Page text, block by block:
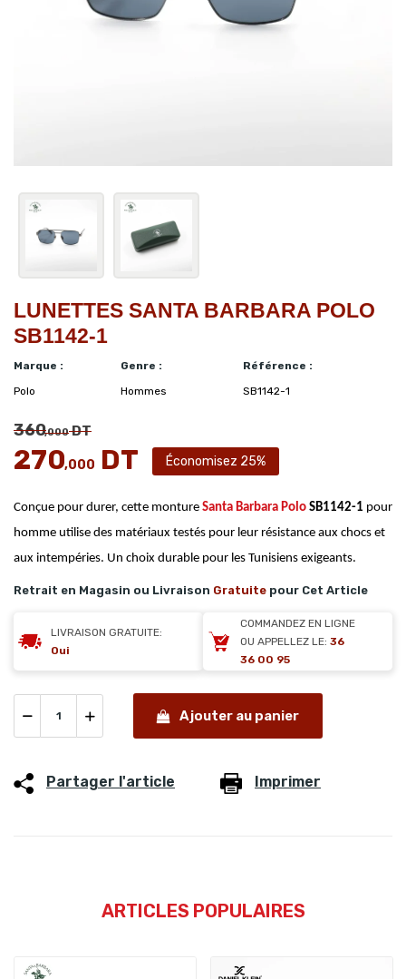
LUNETTES SANTA BARBARA POLO
SB1142-1
Marque :
Polo
Genre :
Hommes
Référence :
SB1142-1
360,000DT
270,000 DT Économisez 25%
Conçue pour durer, cette monture Santa Barbara Polo SB1142-1 pour
homme utilise des matériaux testés pour leur résistance aux chocs et
aux intempéries. Un choix durable pour les Tunisiens exigeants.
Retrait en Magasin ou Livraison Gratuite pour Cet Article
LIVRAISON GRATUITE:
Oui
COMMANDEZ EN LIGNE
OU APPELLEZ LE: 36
36 00 95
Ajouter au panier
Partager l'article Imprimer
ARTICLES POPULAIRES